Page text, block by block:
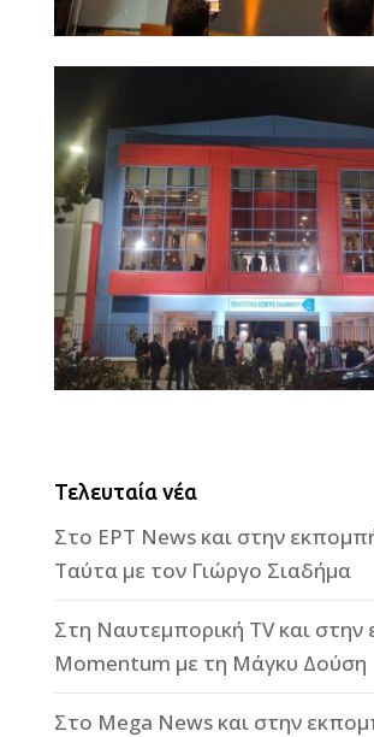
Τελευταία νέα
Στο ΕΡΤ News και στην
Ταύτα με τον Γιώργο Σιαδήμα
Στη Ναυτεμπορική TV και
Momentum με τη Μάγκυ Δούση
Στο Mega News και στην